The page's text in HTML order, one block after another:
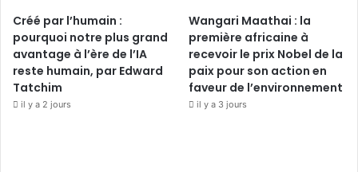
Créé par l’humain :
pourquoi notre plus grand
avantage à l’ère de l’IA
reste humain, par Edward
Tatchim
il y a 2 jours
Wangari Maathai : la
première africaine à
recevoir le prix Nobel de la
paix pour son action en
faveur de l’environnement
il y a 3 jours